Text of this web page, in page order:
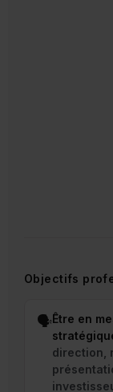
Objectifs
🗣Être en
direction,